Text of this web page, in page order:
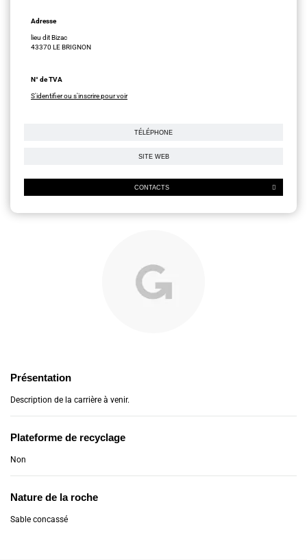
Adresse
lieu dit Bizac
43370 LE BRIGNON
N° de TVA
S'identifier ou s'inscrire pour voir
TÉLÉPHONE
SITE WEB
CONTACTS
Présentation
Description de la carrière à venir.
Plateforme de recyclage
Non
Nature de la roche
Sable concassé